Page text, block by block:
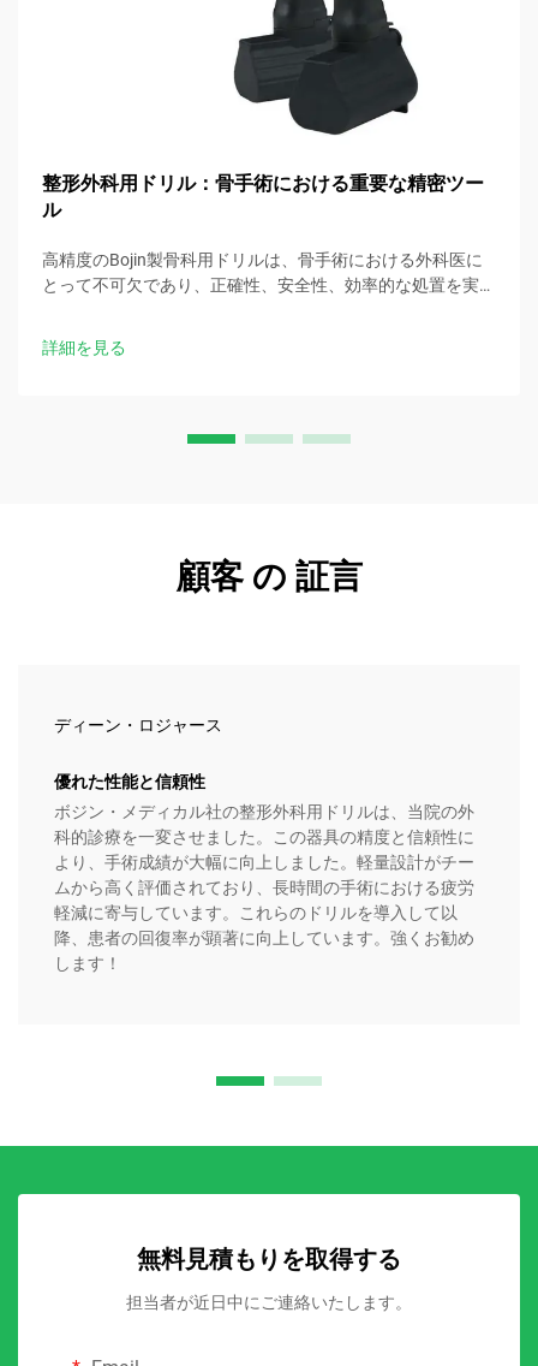
整形外科用ドリル：骨手術における重要な精密ツー
ル
高精度のBojin製骨科用ドリルは、骨手術における外科医に
とって不可欠であり、正確性、安全性、効率的な処置を実現
詳細を見る
顧客 の 証言
ディーン・ロジャース
優れた性能と信頼性
ボジン・メディカル社の整形外科用ドリルは、当院の外
科的診療を一変させました。この器具の精度と信頼性に
より、手術成績が大幅に向上しました。軽量設計がチー
ムから高く評価されており、長時間の手術における疲労
軽減に寄与しています。これらのドリルを導入して以
降、患者の回復率が顕著に向上しています。強くお勧め
します！
無料見積もりを取得する
担当者が近日中にご連絡いたします。